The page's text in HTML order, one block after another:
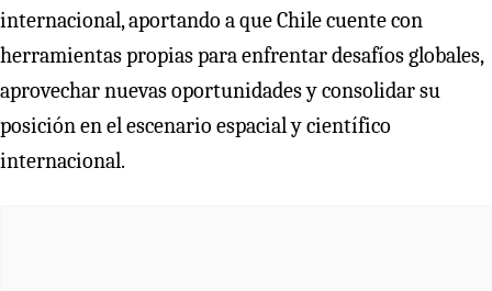
internacional, aportando a que Chile cuente con
herramientas propias para enfrentar desafíos globales,
aprovechar nuevas oportunidades y consolidar su
posición en el escenario espacial y científico
internacional.